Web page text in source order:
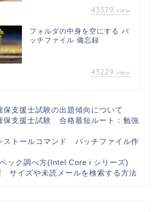
43379 view
フォルダの中身を空にする バ
ッチファイル 備忘録
43229 view
保支援士試験の出題傾向について
保支援士試験 合格最短ルート：勉強
ストールコマンド バッチファイル作
ック調べ方(Intel Core i シリーズ)
サイズや未読メールを検索する方法